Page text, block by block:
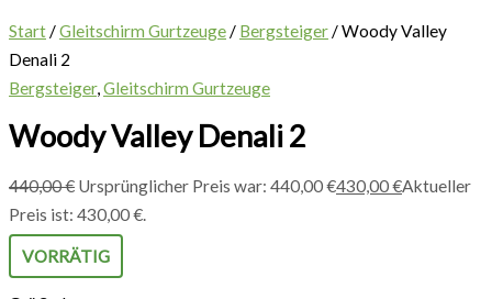
Start/Gleitschirm Gurtzeuge/ Bergsteiger/ Woody Valley
Denali 2
Bergsteiger,Gleitschirm Gurtzeuge
Woody Valley Denali 2
440,00€ Ursprünglicher Preis war: 440,00 €430,00€Aktueller
Preis ist: 430,00 €.
VORRÄTIG